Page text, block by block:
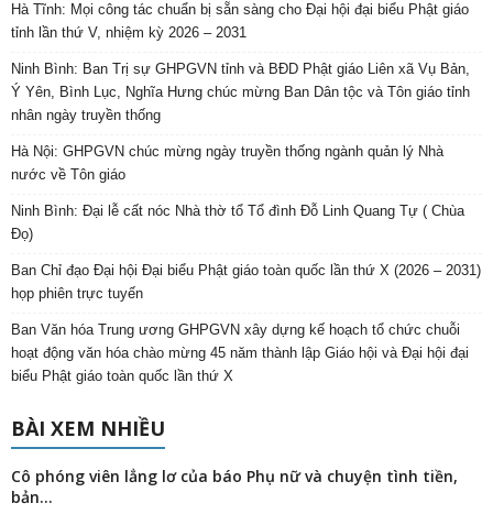
Hà Tĩnh: Mọi công tác chuẩn bị sẵn sàng cho Đại hội đại biểu Phật giáo
tỉnh lần thứ V, nhiệm kỳ 2026 – 2031
Ninh Bình: Ban Trị sự GHPGVN tỉnh và BĐD Phật giáo Liên xã Vụ Bản,
Ý Yên, Bình Lục, Nghĩa Hưng chúc mừng Ban Dân tộc và Tôn giáo tỉnh
nhân ngày truyền thống
Hà Nội: GHPGVN chúc mừng ngày truyền thống ngành quản lý Nhà
nước về Tôn giáo
Ninh Bình: Đại lễ cất nóc Nhà thờ tổ Tổ đình Đỗ Linh Quang Tự ( Chùa
Đọ)
Ban Chỉ đạo Đại hội Đại biểu Phật giáo toàn quốc lần thứ X (2026 – 2031)
họp phiên trực tuyến
Ban Văn hóa Trung ương GHPGVN xây dựng kế hoạch tổ chức chuỗi
hoạt động văn hóa chào mừng 45 năm thành lập Giáo hội và Đại hội đại
biểu Phật giáo toàn quốc lần thứ X
BÀI XEM NHIỀU
Cô phóng viên lẳng lơ của báo Phụ nữ và chuyện tình tiền,
bản...